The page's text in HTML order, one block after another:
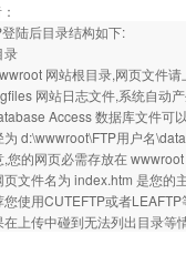
登陆后目录结构如下:
录
网站根目录,网页文件请
网站日志文件,系统自动
Access 数据库文件可
为 d:\wwwroot\FTP用户名
,您的网页必需存放在
页文件名为 index.htm 是您的
您使用CUTEFTP或者LEAFTP
在上传中碰到无法列出目录等